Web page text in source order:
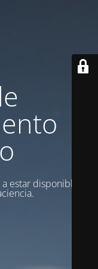
estar disponible en